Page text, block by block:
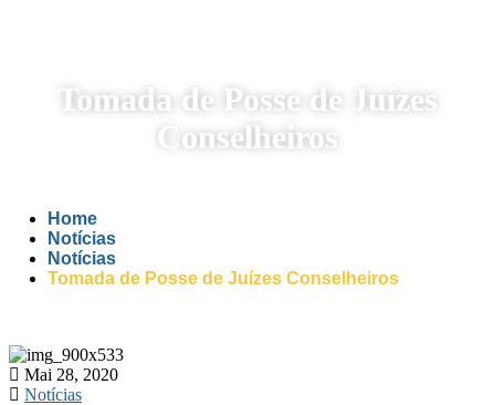
Tomada de Posse de Juízes
Conselheiros
Home
Notícias
Notícias
Tomada de Posse de Juízes Conselheiros
Mai 28, 2020
Notícias